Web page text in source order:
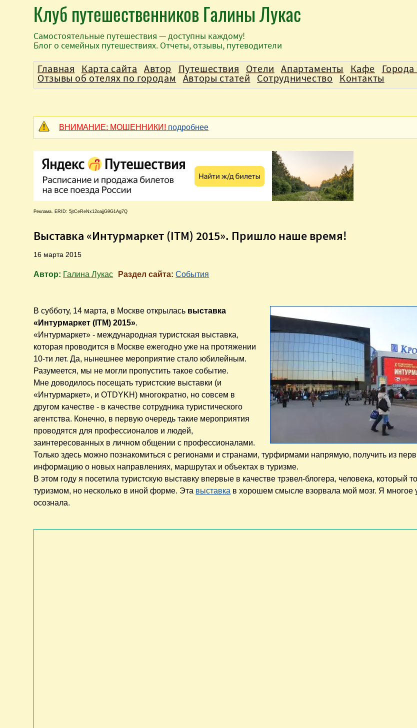
Клуб путешественников Галины Лукас
Самостоятельные путешествия — доступны каждому!
Блог о семейных путешествиях. Отчеты, отзывы, путеводители
ВНИМАНИЕ: МОШЕННИКИ! подробнее
Реклама. ERID: 5jtCeReNx12oajjG9G1Ag7Q
Выставка «Интурмаркет (ITM) 2015». Пришло наше время!
16 марта 2015
Автор: Галина Лукас Раздел сайта:События
В субботу, 14 марта, в Москве открылась выставка
«Интурмаркет (ITM) 2015».
«Интурмаркет» - международная туристская выставка,
которая проводится в Москве ежегодно уже на протяжении
10-ти лет. Да, нынешнее мероприятие стало юбилейным.
Разумеется, мы не могли пропустить такое событие.
Мне доводилось посещать туристские выставки (и
«Интурмаркет», и OTDYKH) многократно, но совсем в
другом качестве - в качестве сотрудника туристического
агентства. Конечно, в первую очередь такие мероприятия
проводятся для профессионалов и людей,
заинтересованных в личном общении с профессионалами.
Только здесь можно познакомиться с регионами и странами, турфирмами напрямую, получить из
информацию о новых направлениях, маршрутах и объектах в туризме.
В этом году я посетила туристскую выставку впервые в качестве трэвел-блогера, человека, который
туризмом, но несколько в иной форме. Эта выставка в хорошем смысле взорвала мой мозг. Я многое
осознала.
Главная Карта сайта Автор Путешествия Отели Апартаменты Кафе
Отзывы об отелях по городам Авторы статей Сотрудничество Контакты